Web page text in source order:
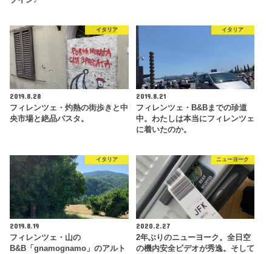
イタリア
2019.8.28
フィレンツェ・灼熱の街歩きと中
央市場と絶品パスタ。
イタリア
2019.8.21
フィレンツェ・B&Bまでの珍道
中。わたしは本当にフィレンツェ
に着いたのか。
イタリア
2019.8.19
フィレンツェ・山の
B&B「gnamognamo」のアルト
ニューヨーク
2020.2.27
2年ぶりのニューヨーク。全日空
の機内安全ビデオが秀逸。そして